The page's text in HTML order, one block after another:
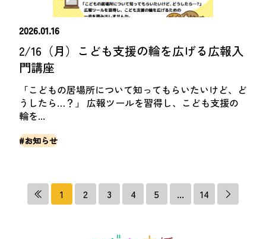
2026.01.16
2/16（月）こども支援の輪を広げる広報入
門講座
「こどもの居場所について知ってもらいたいけど、ど
うしたら…？」 広報ツールを習得し、こども支援の
輪を...
#お知らせ
1 2 3 4 5 ... 14